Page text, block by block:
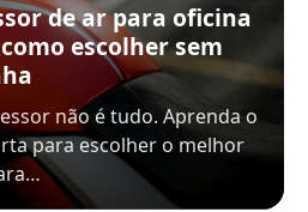
de ar para oficina
escolher sem
não é tudo. Aprenda o
para escolher o melhor